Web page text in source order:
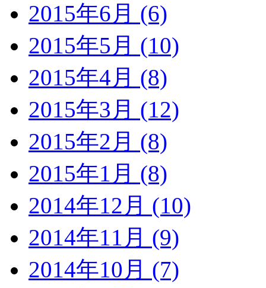
2015年6月 (6)
2015年5月 (10)
2015年4月 (8)
2015年3月 (12)
2015年2月 (8)
2015年1月 (8)
2014年12月 (10)
2014年11月 (9)
2014年10月 (7)